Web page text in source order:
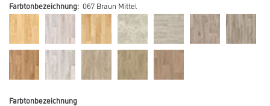
Farbtonbezeichnung: 067 Braun Mittel
Farbtonbezeichnung